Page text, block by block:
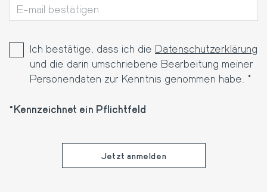
Ich bestätige, dass ich die Datenschutzerklärung
und die darin umschriebene Bearbeitung meiner
Personendaten zur Kenntnis genommen habe. *
Kennzeichnet ein Pflichtfeld